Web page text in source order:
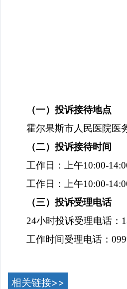
（一）投诉接待地点
霍尔果斯市人民医院医
（二）投诉接待时间
工作日：上午10:00-
工作日：上午10:00-
（三）投诉受理电话
24小时投诉受理电话：
工作时间受理电话：
相关链接>>